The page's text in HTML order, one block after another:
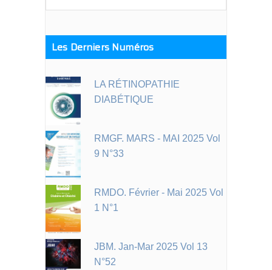
Les Derniers Numéros
LA RÉTINOPATHIE
DIABÉTIQUE
RMGF. MARS - MAI 2025 Vol
9 N°33
RMDO. Février - Mai 2025 Vol
1 N°1
JBM. Jan-Mar 2025 Vol 13
N°52